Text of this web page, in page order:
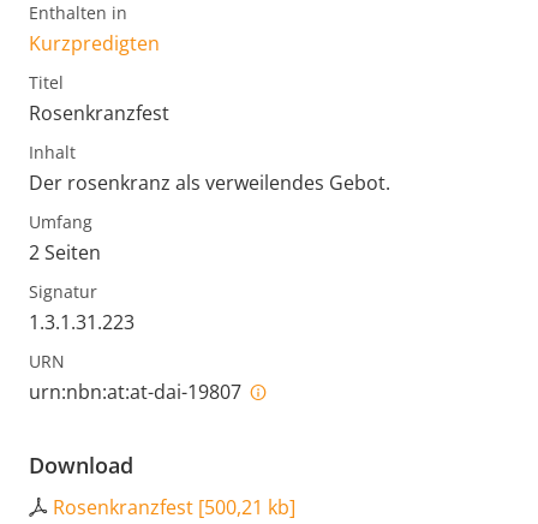
Enthalten in
Kurzpredigten
Titel
Rosenkranzfest
Inhalt
Der rosenkranz als verweilendes Gebot.
Umfang
2 Seiten
Signatur
1.3.1.31.223
URN
urn:nbn:at:at-dai-19807
Download
Rosenkranzfest [500,21 kb]